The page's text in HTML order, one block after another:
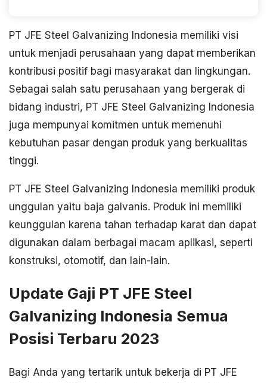
PT JFE Steel Galvanizing Indonesia memiliki visi
untuk menjadi perusahaan yang dapat memberikan
kontribusi positif bagi masyarakat dan lingkungan.
Sebagai salah satu perusahaan yang bergerak di
bidang industri, PT JFE Steel Galvanizing Indonesia
juga mempunyai komitmen untuk memenuhi
kebutuhan pasar dengan produk yang berkualitas
tinggi.
PT JFE Steel Galvanizing Indonesia memiliki produk
unggulan yaitu baja galvanis. Produk ini memiliki
keunggulan karena tahan terhadap karat dan dapat
digunakan dalam berbagai macam aplikasi, seperti
konstruksi, otomotif, dan lain-lain.
Update Gaji PT JFE Steel
Galvanizing Indonesia Semua
Posisi Terbaru 2023
Bagi Anda yang tertarik untuk bekerja di PT JFE